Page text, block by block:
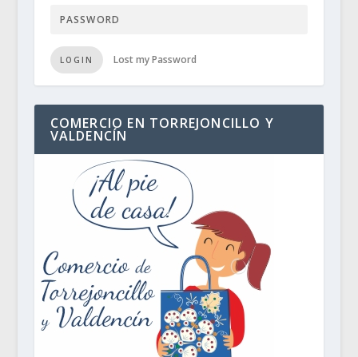
LOGIN Lost my Password
COMERCIO EN TORREJONCILLO Y
VALDENCÍN